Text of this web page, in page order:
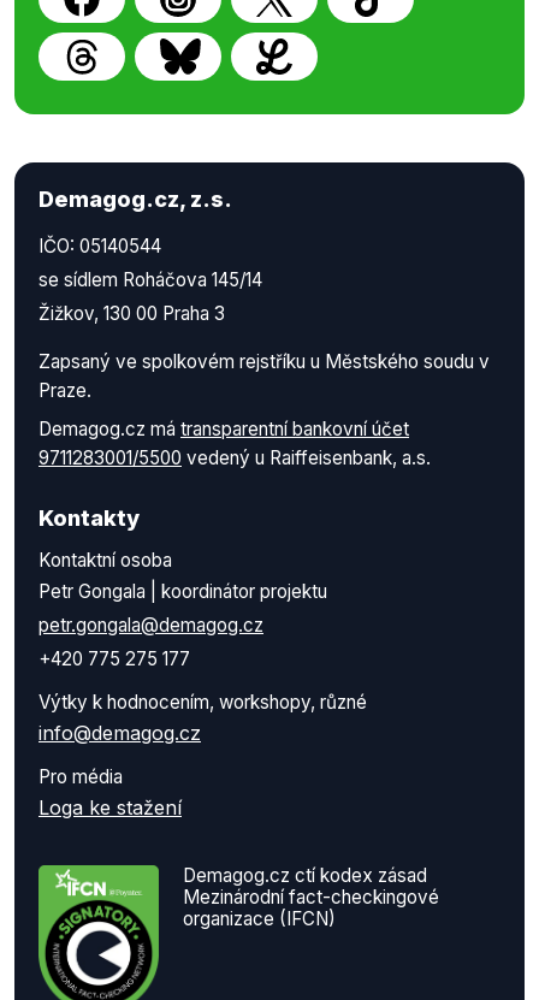
Demagog.cz, z.s.
IČO: 05140544
se sídlem Roháčova 145/14
Žižkov, 130 00 Praha 3
Zapsaný ve spolkovém rejstříku u Městského soudu v
Praze.
Demagog.cz má transparentní bankovní účet
9711283001/5500 vedený u Raiffeisenbank, a.s.
Kontakty
Kontaktní osoba
Petr Gongala | koordinátor projektu
petr.gongala@demagog.cz
+420 775 275 177
Výtky k hodnocením, workshopy, různé
info@demagog.cz
Pro média
Loga ke stažení
Demagog.cz ctí kodex zásad
Mezinárodní fact-checkingové
organizace (IFCN)